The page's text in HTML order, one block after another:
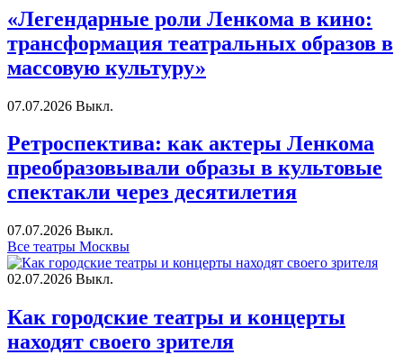
«Легендарные роли Ленкома в кино:
трансформация театральных образов в
массовую культуру»
07.07.2026 Выкл.
Ретроспектива: как актеры Ленкома
преобразовывали образы в культовые
спектакли через десятилетия
07.07.2026 Выкл.
Все театры Москвы
02.07.2026 Выкл.
Как городские театры и концерты
находят своего зрителя